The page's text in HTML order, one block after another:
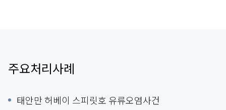
주요처리사례
태안만 허베이 스피릿호 유류오염사건